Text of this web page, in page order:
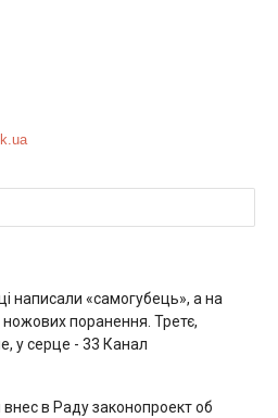
написали «самогубець», а на
ножових поранення. Третє,
у серце - 33 Канал
в Раду законопроект об